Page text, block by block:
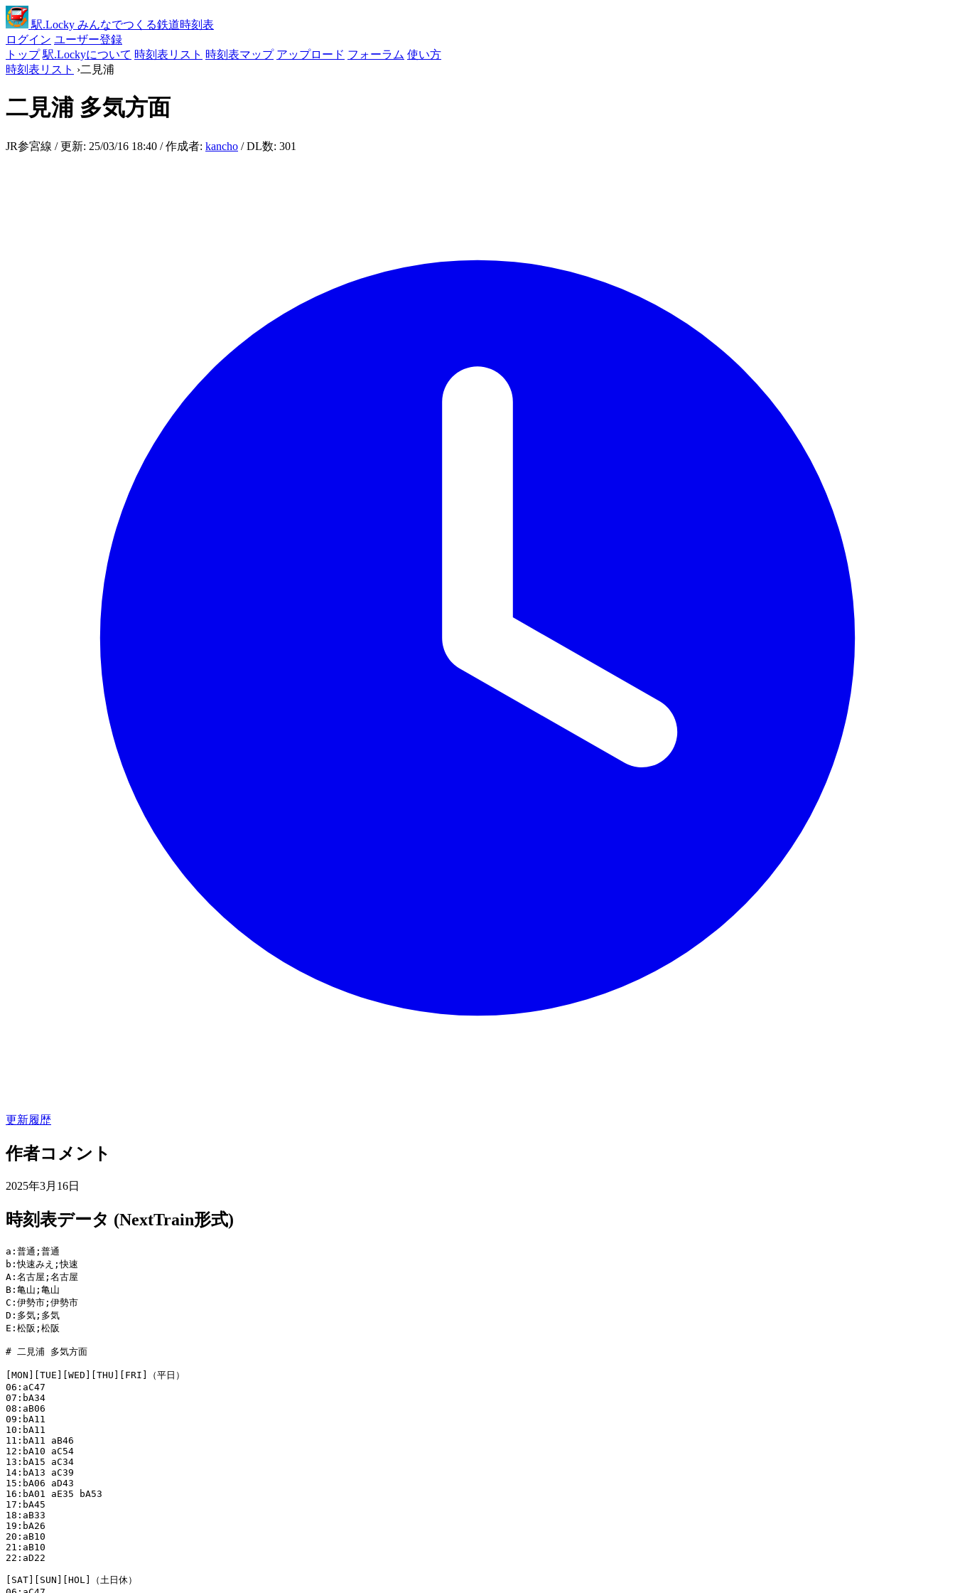
駅.Locky みんなでつくる鉄道時刻表
ログイン ユーザー登録
トップ 駅.Lockyについて 時刻表リスト 時刻表マップ アップロード フォーラム 使い方
時刻表リスト ›二見浦
二見浦 多気方面
JR参宮線 / 更新: 25/03/16 18:40 / 作成者: kancho / DL数: 301
更新履歴
作者コメント
2025年3月16日
時刻表データ (NextTrain形式)
a:普通;普通
b:快速みえ;快速
A:名古屋;名古屋
B:亀山;亀山
C:伊勢市;伊勢市
D:多気;多気
E:松阪;松阪
# 二見浦 多気方面
[MON][TUE][WED][THU][FRI]（平日）
06:aC47
07:bA34
08:aB06
09:bA11
10:bA11
11:bA11 aB46
12:bA10 aC54
13:bA15 aC34
14:bA13 aC39
15:bA06 aD43
16:bA01 aE35 bA53
17:bA45
18:aB33
19:bA26
20:aB10
21:aB10
22:aD22
[SAT][SUN][HOL]（土日休）